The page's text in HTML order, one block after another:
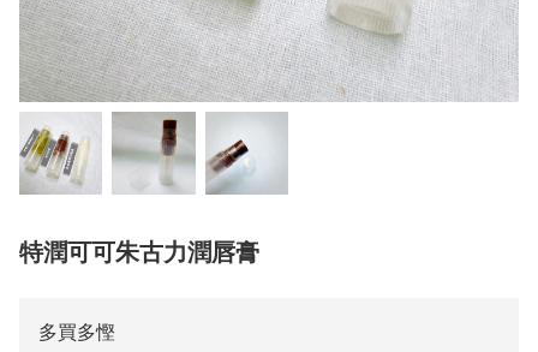
特潤可可朱古力潤唇膏
多買多慳